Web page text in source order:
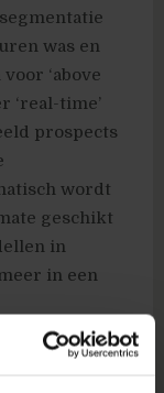
was en
‘above
‘real-time’
prospects
wordt
geschikt
in
in een